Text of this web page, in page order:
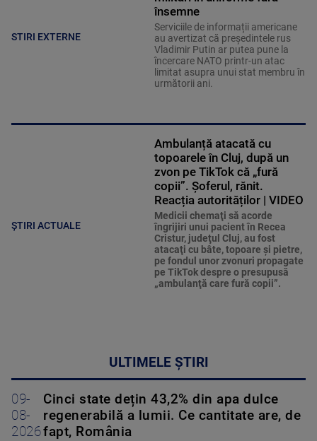
STIRI EXTERNE
însemne
Serviciile de informații americane
au avertizat că președintele rus
Vladimir Putin ar putea pune la
încercare NATO printr-un atac
limitat asupra unui stat membru în
următorii ani.
ȘTIRI ACTUALE
Ambulanță atacată cu
topoarele în Cluj, după un
zvon pe TikTok că „fură
copii”. Șoferul, rănit.
Reacția autorităților | VIDEO
Medicii chemaţi să acorde
îngrijiri unui pacient în Recea
Cristur, judeţul Cluj, au fost
atacaţi cu bâte, topoare şi pietre,
pe fondul unor zvonuri propagate
pe TikTok despre o presupusă
„ambulanţă care fură copii”.
ULTIMELE ȘTIRI
09-
08-
2026
Cinci state dețin 43,2% din apa dulce
regenerabilă a lumii. Ce cantitate are, de
fapt, România